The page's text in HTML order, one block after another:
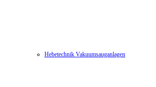
Hebetechnik Vakuumsauganlagen